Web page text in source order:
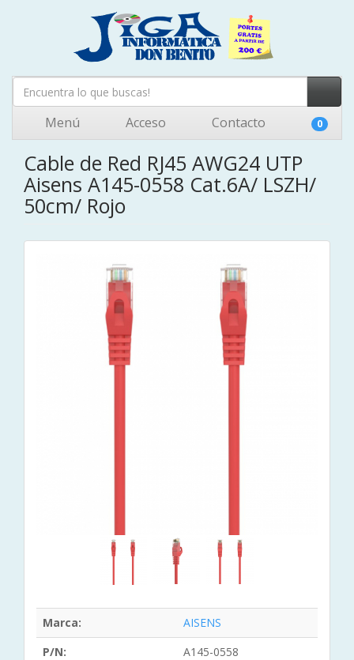
Menú Acceso Contacto 0
Cable de Red RJ45 AWG24 UTP
Aisens A145-0558 Cat.6A/ LSZH/
50cm/ Rojo
Marca:
AISENS
P/N:
A145-0558